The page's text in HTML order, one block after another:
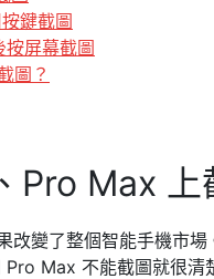
鍵截圖
按屏幕截圖
圖？
Pro Max 上
改變了整個智能手機市
Max 不能截圖就很清